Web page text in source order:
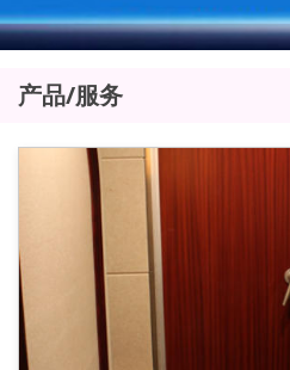
产品/服务